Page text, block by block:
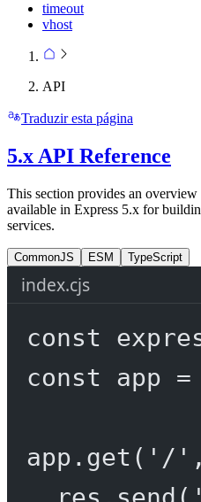
timeout
vhost
API
Traduzir esta página
5.x API Reference
This section provides an
available in Express 5.x for
services.
CommonJS ESM TypeScript
index.cjs
const
const
app =
app. get ( '/'